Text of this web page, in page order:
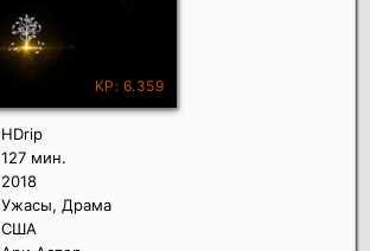
HDrip
127 мин.
2018
Ужасы, Драма
США